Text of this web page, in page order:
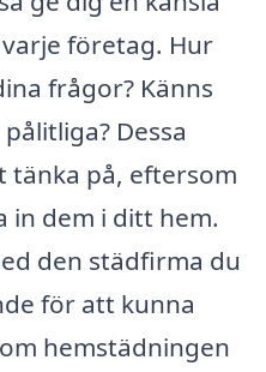
företag. Hur
frågor? Känns
Dessa
tänka på, eftersom
in dem i ditt hem.
den städfirma du
för att kunna
hemstädningen